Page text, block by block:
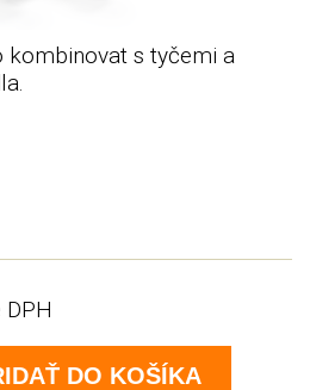
kombinovat s tyčemi a
DO KOŠÍKA